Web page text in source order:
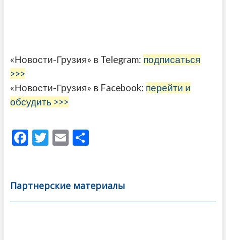
«Новости-Грузия» в Telegram: подписаться
>>>
«Новости-Грузия» в Facebook: перейти и
обсудить >>>
F
b
o
T
er
E
l
О
а
в
Партнерские материалы